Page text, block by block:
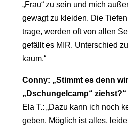
„Frau“ zu sein und mich
gewagt zu kleiden. Die
trage, werden oft von allen
gefällt es MIR. Unterschied
kaum.“
Conny: „Stimmt es denn
„Dschungelcamp“ ziehst?“
Ela T.: „Dazu kann ich noch
geben. Möglich ist alles,